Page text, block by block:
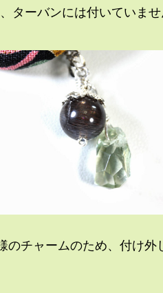
のチャームのため、付け外